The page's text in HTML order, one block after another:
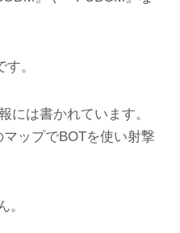
。
には書かれています。
ップでBOTを使い射撃
。